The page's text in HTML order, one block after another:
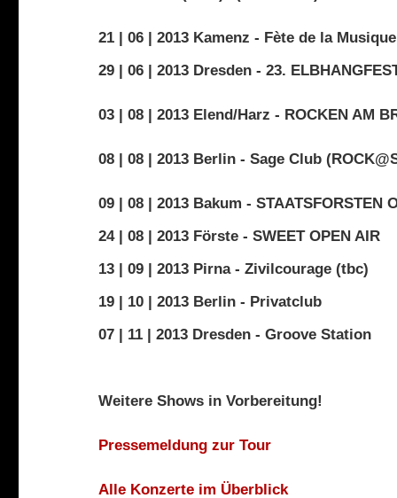
21 | 06 | 2013 Kamenz - Fète de la Musique
29 | 06 | 2013 Dresden - 23.
03 | 08 | 2013 Elend/Harz - ROCKEN AM
08 | 08 | 2013 Berlin - Sage Club
09 | 08 | 2013 Bakum - STAATSFORSTEN
24 | 08 | 2013 Förste - SWEET OPEN AIR
13 | 09 | 2013 Pirna - Zivilcourage (tbc)
19 | 10 | 2013 Berlin - Privatclub
07 | 11 | 2013 Dresden - Groove Station
Weitere Shows in Vorbereitung!
Pressemeldung zur Tour
Alle Konzerte im Überblick